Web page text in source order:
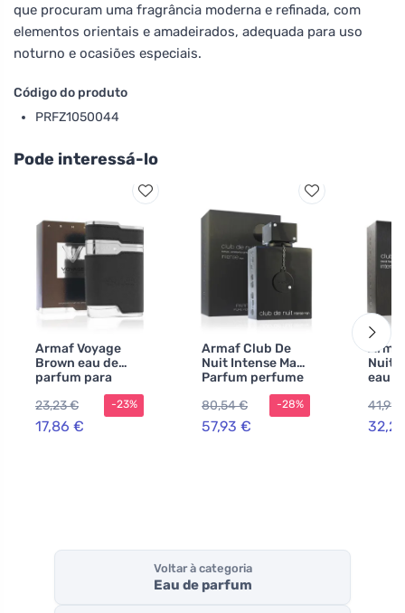
que procuram uma fragrância moderna e refinada, com
elementos orientais e amadeirados, adequada para uso
noturno e ocasiões especiais.
Código do produto
PRFZ1050044
Pode interessá-lo
Armaf Voyage
Brown eau de
parfum para
homens 100 ml
23,23 €
17,86 €
-23%
Armaf Club De
Nuit Intense Man
Parfum perfume
150 ml para
homens
80,54 €
57,93 €
-28%
Nuit
eau
ml
41,91
Voltar à categoria
Eau de parfum